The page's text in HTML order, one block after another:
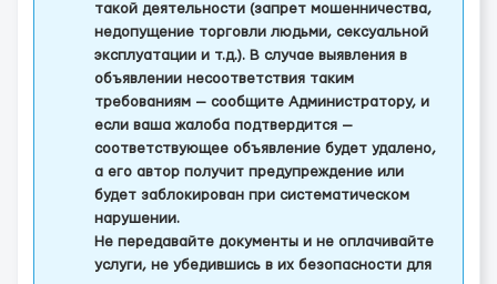
такой деятельности (запрет мошенничества,
недопущение торговли людьми, сексуальной
эксплуатации и т.д.). В случае выявления в
объявлении несоответствия таким
требованиям — сообщите Администратору, и
если ваша жалоба подтвердится —
соответствующее объявление будет удалено,
а его автор получит предупреждение или
будет заблокирован при систематическом
нарушении.
Не передавайте документы и не оплачивайте
услуги, не убедившись в их безопасности для